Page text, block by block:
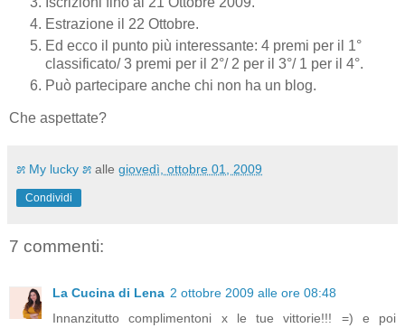
Estrazione il 22 Ottobre.
Ed ecco il punto più interessante: 4 premi per il 1°
classificato/ 3 premi per il 2°/ 2 per il 3°/ 1 per il 4°.
Può partecipare anche chi non ha un blog.
Che aspettate?
೫ My lucky ೫ alle giovedì, ottobre 01, 2009
Condividi
7 commenti:
La Cucina di Lena 2 ottobre 2009 alle ore 08:48
Innanzitutto complimentoni x le tue vittorie!!! =) e poi